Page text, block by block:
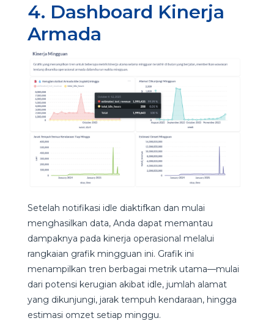
4. Dashboard Kinerja
Armada
Setelah notifikasi idle diaktifkan dan mulai
menghasilkan data, Anda dapat memantau
dampaknya pada kinerja operasional melalui
rangkaian grafik mingguan ini. Grafik ini
menampilkan tren berbagai metrik utama—mulai
dari potensi kerugian akibat idle, jumlah alamat
yang dikunjungi, jarak tempuh kendaraan, hingga
estimasi omzet setiap minggu.